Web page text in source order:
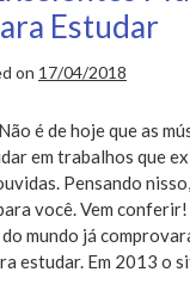
Estudar
on 17/04/2018
Não é de hoje que as
em trabalhos que
Pensando
você. Vem
mundo já
estudar. Em 2013 o